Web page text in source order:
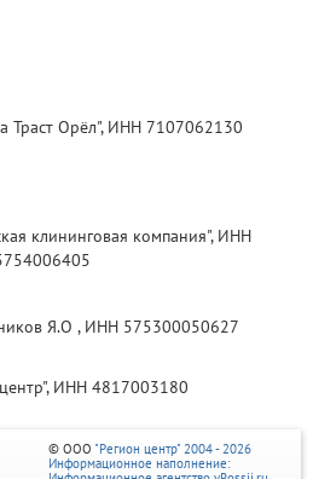
Траст Орёл", ИНН 7107062130
клининговая компания", ИНН
Я.О , ИНН 575300050627
ИНН 4817003180
© ООО "Регион центр" 2004 - 2026
Информационное наполнение: